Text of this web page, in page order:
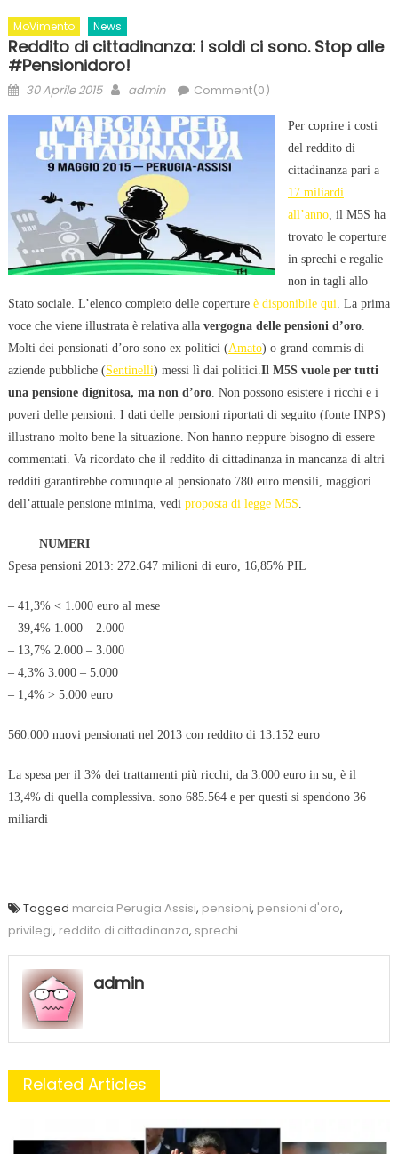
MoVimento News
Reddito di cittadinanza: i soldi ci sono. Stop alle
#Pensionidoro!
Posted
30 Aprile 2015 Author
admin Comment(0)
Per coprire i costi
del reddito di
cittadinanza pari a
17 miliardi
all’anno, il M5S ha
trovato le coperture
in sprechi e regalie
non in tagli allo
Stato sociale. L’elenco completo delle coperture è disponibile qui . La prima
voce che viene illustrata è relativa alla vergogna delle pensioni d’oro.
Molti dei pensionati d’oro sono ex politici (Amato) o grand commis di
aziende pubbliche (Sentinelli) messi lì dai politici. Il M5S vuole per tutti
una pensione dignitosa, ma non d’oro. Non possono esistere i ricchi e i
poveri delle pensioni. I dati delle pensioni riportati di seguito (fonte INPS)
illustrano molto bene la situazione. Non hanno neppure bisogno di essere
commentati. Va ricordato che il reddito di cittadinanza in mancanza di altri
redditi garantirebbe comunque al pensionato 780 euro mensili, maggiori
dell’attuale pensione minima, vedi proposta di legge M5S
_____NUMERI_____
Spesa pensioni 2013: 272.647 milioni di euro, 16,85% PIL
– 41,3% < 1.000 euro al mese
– 39,4% 1.000 – 2.000
– 13,7% 2.000 – 3.000
– 4,3% 3.000 – 5.000
– 1,4% > 5.000 euro
560.000 nuovi pensionati nel 2013 con reddito di 13.152 euro
La spesa per il 3% dei trattamenti più ricchi, da 3.000 euro in su, è il
13,4% di quella complessiva. sono 685.564 e per questi si spendono 36
miliardi
Tagged marcia Perugia Assisi, pensioni, pensioni d'oro,
privilegi, reddito di cittadinanza, sprechi
admin
Related Articles